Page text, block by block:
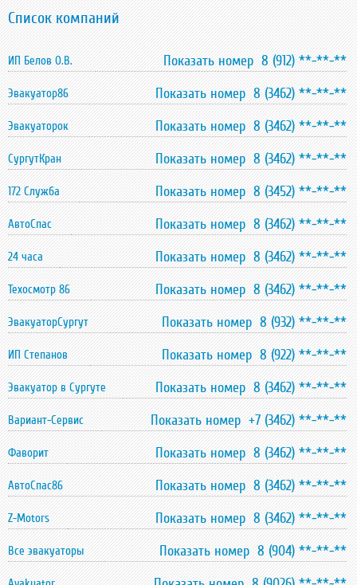
Список компаний
ИП Белов О.В. Показать номер 8 (912) **-**-**
Эвакуатор86 Показать номер 8 (3462) **-**-**
Эвакуаторок Показать номер 8 (3462) **-**-**
СургутКран Показать номер 8 (3462) **-**-**
172 Служба Показать номер 8 (3452) **-**-**
АвтоСпас Показать номер 8 (3462) **-**-**
24 часа Показать номер 8 (3462) **-**-**
Техосмотр 86 Показать номер 8 (3462) **-**-**
ЭвакуаторСургут Показать номер 8 (932) **-**-**
ИП Степанов Показать номер 8 (922) **-**-**
Эвакуатор в Сургуте Показать номер 8 (3462) **-**-**
Вариант-Сервис Показать номер +7 (3462) **-**-**
Фаворит Показать номер 8 (3462) **-**-**
АвтоСпас86 Показать номер 8 (3462) **-**-**
Z-Motors Показать номер 8 (3462) **-**-**
Все эвакуаторы Показать номер 8 (904) **-**-**